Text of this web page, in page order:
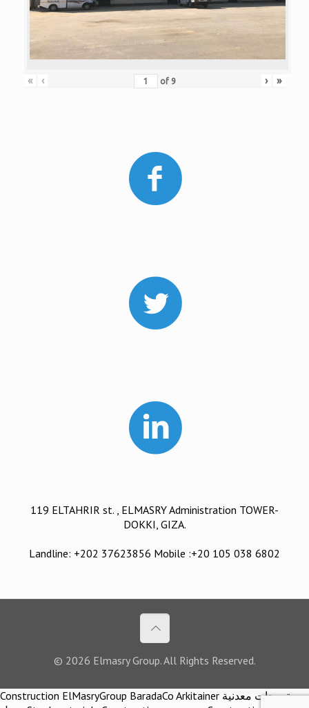
« ‹ of 9 › »
119 ELTAHRIR st. , ELMASRY Administration TOWER-
DOKKI, GIZA.
Landline: +202 37623856 Mobile :+20 105 038 6802
© 2026 Elmasry Group. All Rights Reserved.
Construction ElMasryGroup BaradaCo Arkitainer توريدات معدنية